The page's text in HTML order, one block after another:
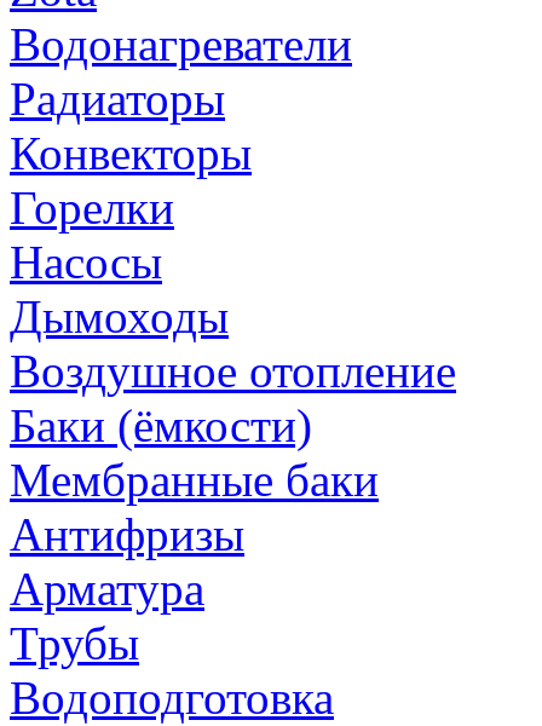
Водонагреватели
Радиаторы
Конвекторы
Горелки
Насосы
Дымоходы
Воздушное отопление
Баки (ёмкости)
Мембранные баки
Антифризы
Арматура
Трубы
Водоподготовка